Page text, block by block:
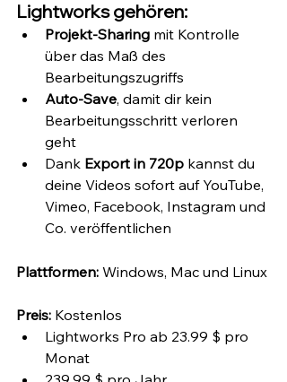
Lightworks gehören:
Projekt-Sharing mit Kontrolle
über das Maß des
Bearbeitungszugriffs
Auto-Save, damit dir kein
Bearbeitungsschritt verloren
geht
Dank Export in 720p kannst du
deine Videos sofort auf YouTube,
Vimeo, Facebook, Instagram und
Co. veröffentlichen
Plattformen: Windows, Mac und Linux
Preis: Kostenlos
Lightworks Pro ab 23.99 $ pro
Monat